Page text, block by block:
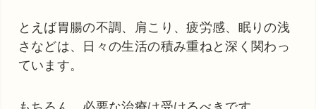
とえば胃腸の不調、肩こり、疲労感、眠りの浅
さなどは、日々の生活の積み重ねと深く関わっ
ています。